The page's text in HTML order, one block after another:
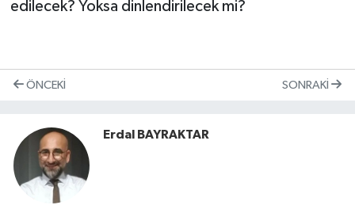
edilecek? Yoksa dinlendirilecek mi?
ÖNCEKI SONRAKI
Erdal BAYRAKTAR